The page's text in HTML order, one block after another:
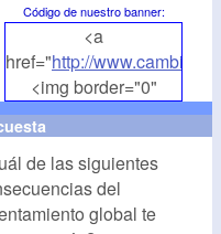
Código de nuestro banner:
<a
href="http://
<img border="0"
align="middle"
src="http://
alt="CambioClimatico.org"
/></a>
de las siguientes
del
global te